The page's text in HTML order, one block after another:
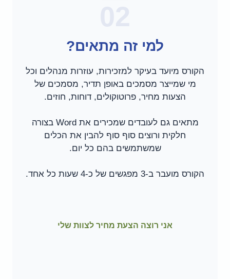
למי זה מתאים?
הקורס מיועד בעיקר למזכירות, עוזרות מנהלים וכל
מי שמייצר מסמכים באופן תדיר, מסמכים של
הצעות מחיר, פרוטוקולים, דוחות, חוזים.
מתאים גם לעובדים שמכירים את Word בצורה
חלקית ורוצים סוף סוף להבין את הכלים
שמשתמשים בהם כל יום.
הקורס מועבר ב-3 מפגשים של כ-4 שעות כל אחד.
אני רוצה הצעת מחיר לצוות שלי